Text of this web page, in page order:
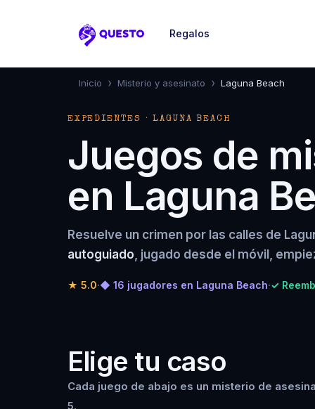
Questo
Regalos
Inicio › Misterio y asesinato › Laguna Beach
EXPEDIENTES · LAGUNA BEACH
Juegos de
en Laguna
Resuelve un crimen por las calles de
autoguiado, jugado desde el móvil,
★ 5.0·◆ 16 jugadores en Laguna Beach·✓
Elige tu caso
Cada juego de abajo es un misterio de
5.